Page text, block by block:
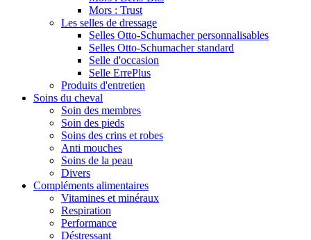
Mors : Trust
Les selles de dressage
Selles Otto-Schumacher personnalisables
Selles Otto-Schumacher standard
Selle d'occasion
Selle ErrePlus
Produits d'entretien
Soins du cheval
Soin des membres
Soin des pieds
Soins des crins et robes
Anti mouches
Soins de la peau
Divers
Compléments alimentaires
Vitamines et minéraux
Respiration
Performance
Déstressant